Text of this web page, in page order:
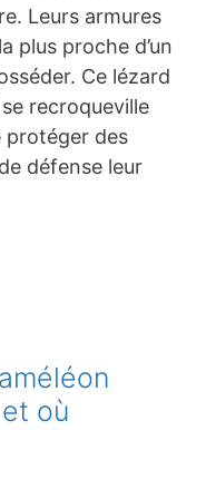
Leurs armures
plus proche d’un
Ce lézard
recroqueville
protéger des
défense leur
où